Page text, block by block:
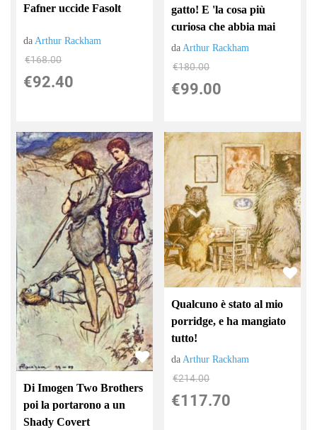
Fafner uccide Fasolt
da Arthur Rackham
€168.00
€92.40
gatto! E 'la cosa più
curiosa che abbia mai
daArthur Rackham
€180.00
€99.00
Di Imogen Two Brothers
poi la portarono a un
Shady Covert
Qualcuno è stato al mio
porridge, e ha mangiato
tutto!
daArthur Rackham
€214.00
€117.70